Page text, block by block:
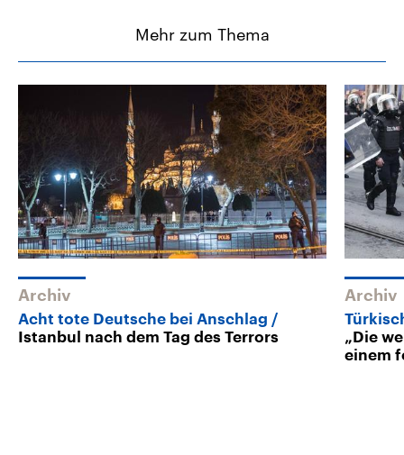
Mehr zum Thema
Archiv
Acht tote Deutsche bei Anschlag
Istanbul nach dem Tag des Terrors
Archiv
„Die
einem